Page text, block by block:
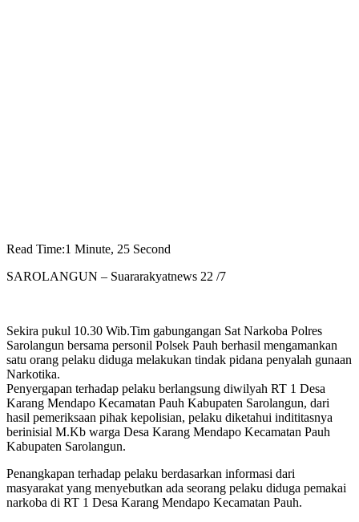
Read Time:1 Minute, 25 Second
SAROLANGUN – Suararakyatnews 22 /7
Sekira pukul 10.30 Wib.Tim gabungangan Sat Narkoba Polres
Sarolangun bersama personil Polsek Pauh berhasil mengamankan
satu orang pelaku diduga melakukan tindak pidana penyalah gunaan
Narkotika.
Penyergapan terhadap pelaku berlangsung diwilyah RT 1 Desa
Karang Mendapo Kecamatan Pauh Kabupaten Sarolangun, dari
hasil pemeriksaan pihak kepolisian, pelaku diketahui indititasnya
berinisial M.Kb warga Desa Karang Mendapo Kecamatan Pauh
Kabupaten Sarolangun.
Penangkapan terhadap pelaku berdasarkan informasi dari
masyarakat yang menyebutkan ada seorang pelaku diduga pemakai
narkoba di RT 1 Desa Karang Mendapo Kecamatan Pauh.